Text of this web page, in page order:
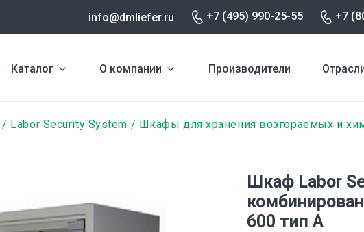
info@dmliefer.ru +7 (495) 990-25-55 +7
Каталог О компании Производители
Labor Security System
Шкафы для хранения возгораемых и
Шкаф Labor
600 тип A